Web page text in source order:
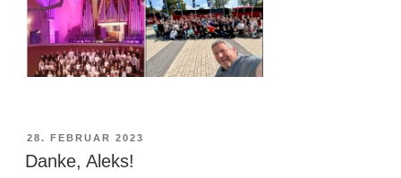
VERÖFFENTLICHT
AM
28. FEBRUAR 2023
Danke, Aleks!